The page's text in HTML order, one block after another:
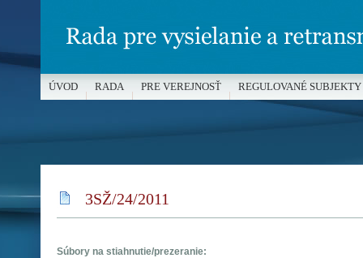
3SŽ/24/2011
Súbory na stiahnutie/prezeranie:
ÚVOD RADA PRE VEREJNOSŤ REGULOVANÉ SUBJEKTY